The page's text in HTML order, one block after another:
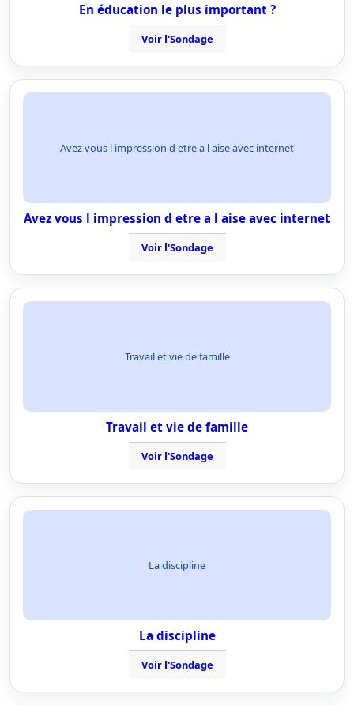
En éducation le plus important ?
Voir l'Sondage
Avez vous l impression d etre a l aise avec internet
Avez vous l impression d etre a l aise avec internet
Voir l'Sondage
Travail et vie de famille
Travail et vie de famille
Voir l'Sondage
La discipline
La discipline
Voir l'Sondage